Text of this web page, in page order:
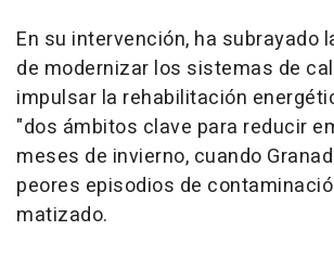
En su intervención, ha subrayado
de modernizar los sistemas de
impulsar la rehabilitación
"dos ámbitos clave para reducir
meses de invierno, cuando
peores episodios de
matizado.